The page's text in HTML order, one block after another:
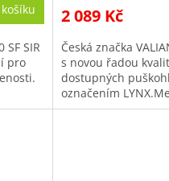
SIR
pro
pro...
je
z
5
hvězdiček.
2 089 Kč
Česká značka
s novou řadou
dostupných
označením
přednosti